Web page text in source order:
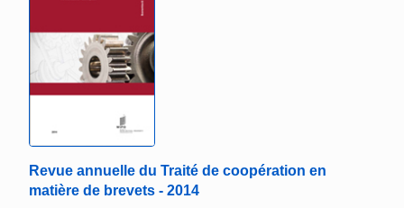
Revue annuelle du Traité de coopération en
matière de brevets - 2014